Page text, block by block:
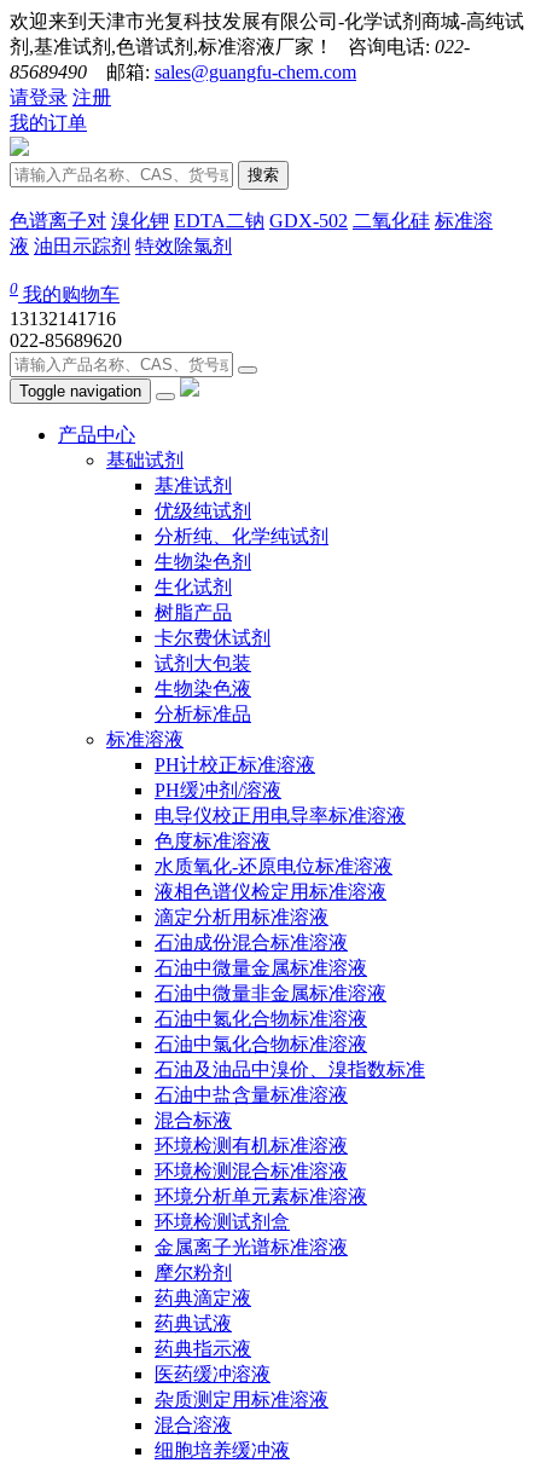
欢迎来到天津市光复科技发展有限公司-化学试剂商城-高纯试
剂,基准试剂,色谱试剂,标准溶液厂家！ 咨询电话: 022-
85689490 邮箱: sales@guangfu-chem.com
请登录 注册
我的订单
搜索
色谱离子对 溴化钾 EDTA二钠 GDX-502 二氧化硅 标准溶
液 油田示踪剂 特效除氯剂
0 我的购物车
13132141716
022-85689620
Toggle navigation
产品中心
基础试剂
基准试剂
优级纯试剂
分析纯、化学纯试剂
生物染色剂
生化试剂
树脂产品
卡尔费休试剂
试剂大包装
生物染色液
分析标准品
标准溶液
PH计校正标准溶液
PH缓冲剂/溶液
电导仪校正用电导率标准溶液
色度标准溶液
水质氧化-还原电位标准溶液
液相色谱仪检定用标准溶液
滴定分析用标准溶液
石油成份混合标准溶液
石油中微量金属标准溶液
石油中微量非金属标准溶液
石油中氮化合物标准溶液
石油中氯化合物标准溶液
石油及油品中溴价、溴指数标准
石油中盐含量标准溶液
混合标液
环境检测有机标准溶液
环境检测混合标准溶液
环境分析单元素标准溶液
环境检测试剂盒
金属离子光谱标准溶液
摩尔粉剂
药典滴定液
药典试液
药典指示液
医药缓冲溶液
杂质测定用标准溶液
混合溶液
细胞培养缓冲液